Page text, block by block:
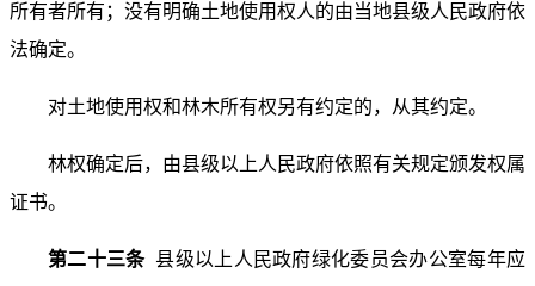
所有者所有；没有明确土地使用权人的由当地县级人民政府依
法确定。
对土地使用权和林木所有权另有约定的，从其约定。
林权确定后，由县级以上人民政府依照有关规定颁发权属
证书。
第二十三条 县级以上人民政府绿化委员会办公室每年应